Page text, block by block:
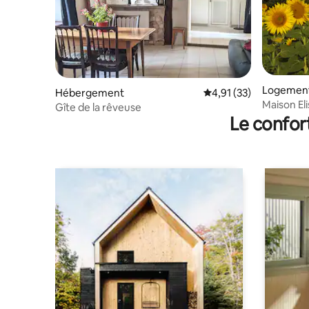
Hébergement Évaluation moyenne
4,91 (33)
Gîte de la rêveuse
Maison
le sud de
Le